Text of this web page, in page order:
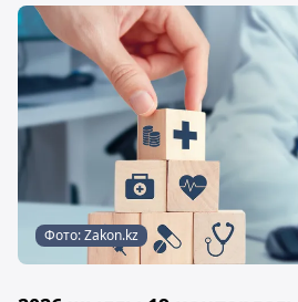
Фото: Zakon.kz